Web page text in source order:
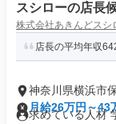
スシローの店長
株式会社あきんどスシ
店長の平均年収
神奈川県横浜市
月給26万円～43
求めている人材